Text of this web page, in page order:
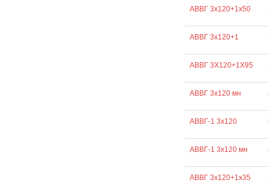
АВВГ 3х120+1х50
АВВГ 3х120+1
АВВГ 3Х120+1Х95
АВВГ 3х120 мн
АВВГ-1 3х120
АВВГ-1 3х120 мн
АВВГ 3х120+1х35